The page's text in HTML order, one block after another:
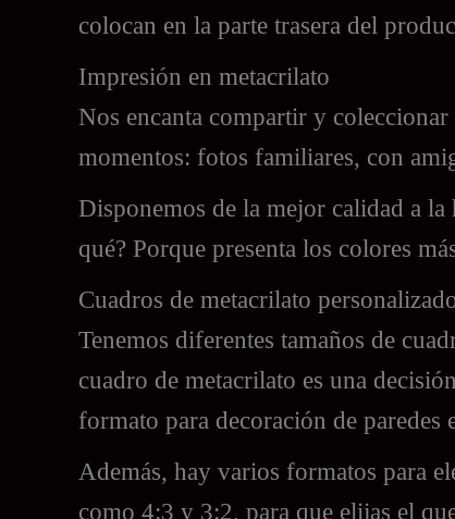
colocan en la parte trasera del
Impresión en metacrilato
Nos encanta compartir y coleccionar
momentos: fotos familiares, con
Disponemos de la mejor calidad a
qué? Porque presenta los colores
Cuadros de metacrilato
Tenemos diferentes tamaños de
cuadro de metacrilato es una
formato para decoración de paredes
Además, hay varios formatos para
como 4:3 y 3:2, para que elijas el